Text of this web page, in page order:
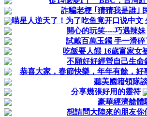
詐騙老梗 ｢猜猜我是誰｣
喵星人逆天了！为了吃鱼竟开口说中
開心的玩笑----巧遇辣妹
試戴百萬玉鐲 手一滑
吃飯要人餵 16歲富家女
不願好好經營自己生命
恭喜大家，春節快樂，年年有餘，好
聽美國籍領隊
分享幾張好用的靈符
豪華經濟艙體
想請問大陸來的朋友你